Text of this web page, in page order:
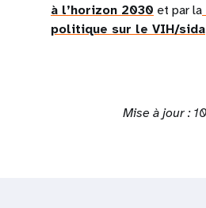
à l’horizon 2030 et par la
politique sur le VIH/sida
Mise à jour :